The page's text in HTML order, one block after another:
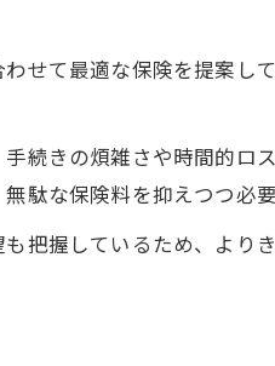
時のサポート体制を確認
険まで車屋で一括サポート
イフ全体の安心を提供可能
車屋でアフターが万全
や生命保険の見直しも可能
せて最適な保険を提案し
続きの煩雑さや時間的ロ
駄な保険料を抑えつつ必
把握しているため、より
わせはこちら
わせはこちら